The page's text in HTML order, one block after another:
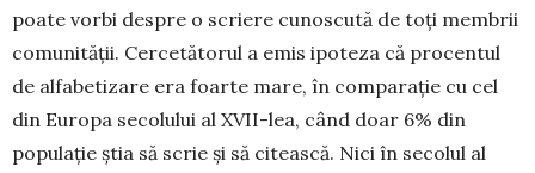
poate vorbi despre o scriere cunoscută de toţi membrii
comu­nităţii. Cerce­tătorul a emis ipoteza că procentul
de alfabetizare era foarte mare, în com­paraţie cu cel
din Europa secolului al XVII-lea, când doar 6% din
populaţie ştia să scrie şi să citească. Nici în secolul al